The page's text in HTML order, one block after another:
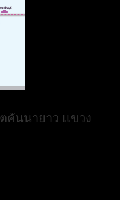
คันนายาว เเขวง